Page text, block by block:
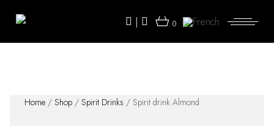
| 0
Home /Shop /Spirit Drinks / Spirit drink Almond